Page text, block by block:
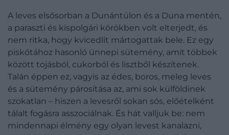
A leves elsősorban a Dunántúlon és a Duna mentén,
a paraszti és kispolgári körökben volt elterjedt, és
nem ritka, hogy kvicedlit mártogattak bele. Ez egy
piskótához hasonló ünnepi sütemény, amit többek
között tojásból, cukorból és lisztből készítenek.
Talán éppen ez, vagyis az édes, boros, meleg leves
és a sütemény párosítása az, ami sok külföldinek
szokatlan – hiszen a levesről sokan sós, előételként
tálalt fogásra asszociálnak. És hát valljuk be: nem
mindennapi élmény egy olyan levest kanalazni,